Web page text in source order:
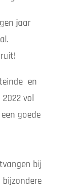
jaar
en
vol
goede
bij
bijzondere